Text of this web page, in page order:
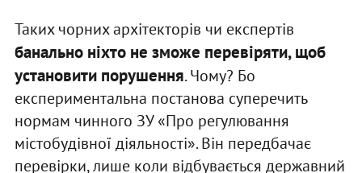
Таких чорних архітекторів чи експертів
банально ніхто не зможе перевіряти, щоб
установити порушення. Чому? Бо
експериментальна постанова суперечить
нормам чинного ЗУ «Про регулювання
містобудівної діяльності». Він передбачає
перевірки, лише коли відбувається державний